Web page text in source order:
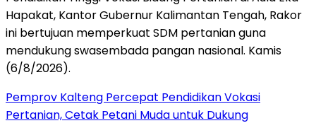
Pemprov Kalteng Percepat Pendidikan Vokasi
Pertanian, Cetak Petani Muda untuk Dukung